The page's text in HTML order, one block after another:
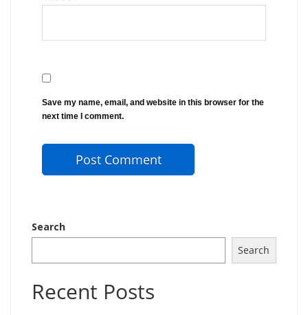
Save my name, email, and website in this browser for the
next time I comment.
Search
Search
Recent Posts